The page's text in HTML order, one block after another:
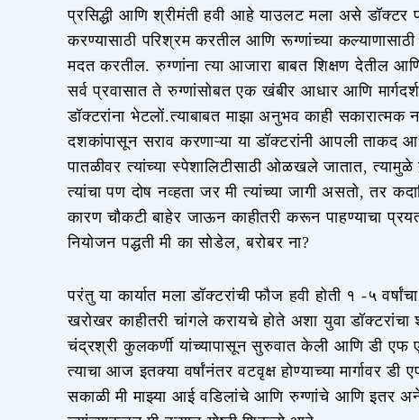
प्रसिद्धी आणि श्रीमंती हवी आहे याउलट मला असे डॉक्टर
करण्यासाठी परिश्रम करतील आणि रूग्णांच्या कल्याणासाठी
मदत करतील. रुग्णांना त्या आजारा बाबत शिक्षण देतील
सर्व प्रवासात ते रुग्णांसोबत एक खंबीर आधार आणि
डॉक्टरांना भेटलों.त्याबाबत माझा अनुभव काही
दशकांपासून सराव करणाऱ्या या डॉक्टरांनी आपली
पातळीवर त्यांच्या स्पेशालिटीसाठी ओळखले जातात,
त्यांचा पण दोष नव्हता जर मी त्यांच्या जागी असतो, तर
कारण चौकटी बाहेर जाऊन काहीतरी करून पाहण्याचा
नियोजन पद्धती मी का सोडेल, बरोबर ना?
परंतु या कार्यात मला डॉक्टरांची फौज हवी होती १ -५
खरोखर काहीतरी चांगले करायचे होते अशा युवा
चंद्रश्री कुलकर्णी यांच्यापासून सुरुवात केली आणि डी
त्याचा आज इतक्या वर्षांनंतर वटवृक्ष होण्याच्या मार्गावर
सकाळी मी माझ्या आई वडिलांचे आणि रुग्णांचे आणि इतर